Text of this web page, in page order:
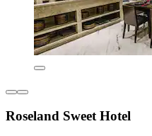
Roseland Sweet Hotel